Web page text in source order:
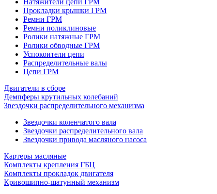
Натяжители цепи ГРМ
Прокладки крышки ГРМ
Ремни ГРМ
Ремни поликлиновые
Ролики натяжные ГРМ
Ролики обводные ГРМ
Успокоители цепи
Распределительные валы
Цепи ГРМ
Двигатели в сборе
Демпферы крутильных колебаний
Звездочки распределительного механизма
Звездочки коленчатого вала
Звездочки распределительного вала
Звездочки привода масляного насоса
Картеры масляные
Комплекты крепления ГБЦ
Комплекты прокладок двигателя
Кривошипно-шатунный механизм